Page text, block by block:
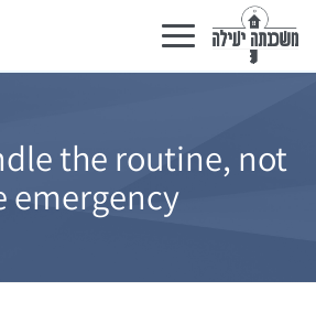
Toggle
navigation
the routine, not
emergency